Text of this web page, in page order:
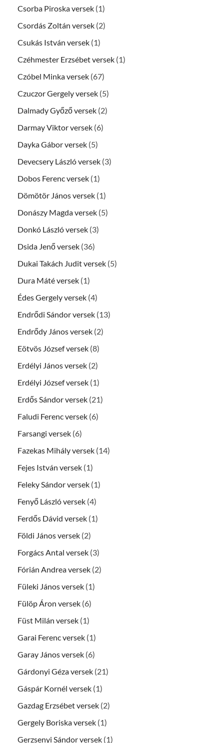
Csorba Piroska versek (1)
Csordás Zoltán versek (2)
Csukás István versek (1)
Czéhmester Erzsébet versek (1)
Czóbel Minka versek (67)
Czuczor Gergely versek (5)
Dalmady Győző versek (2)
Darmay Viktor versek (6)
Dayka Gábor versek (5)
Devecsery László versek (3)
Dobos Ferenc versek (1)
Dömötör János versek (1)
Donászy Magda versek (5)
Donkó László versek (3)
Dsida Jenő versek (36)
Dukai Takách Judit versek (5)
Dura Máté versek (1)
Édes Gergely versek (4)
Endrődi Sándor versek (13)
Endrődy János versek (2)
Eötvös József versek (8)
Erdélyi János versek (2)
Erdélyi József versek (1)
Erdős Sándor versek (21)
Faludi Ferenc versek (6)
Farsangi versek (6)
Fazekas Mihály versek (14)
Fejes István versek (1)
Feleky Sándor versek (1)
Fenyő László versek (4)
Ferdős Dávid versek (1)
Földi János versek (2)
Forgács Antal versek (3)
Fórián Andrea versek (2)
Füleki János versek (1)
Fülöp Áron versek (6)
Füst Milán versek (1)
Garai Ferenc versek (1)
Garay János versek (6)
Gárdonyi Géza versek (21)
Gáspár Kornél versek (1)
Gazdag Erzsébet versek (2)
Gergely Boriska versek (1)
Gerzsenyi Sándor versek (1)